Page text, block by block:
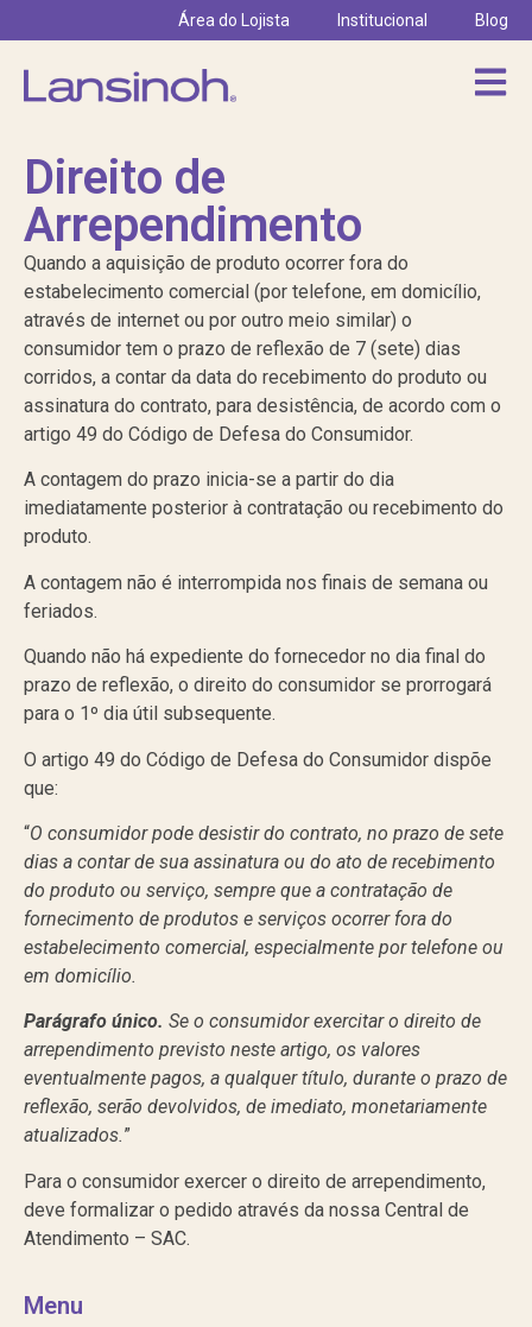
Área do Lojista Institucional Blog
Menu
Direito de
Arrependimento
Quando a aquisição de produto ocorrer fora do
estabelecimento comercial (por telefone, em domicílio,
através de internet ou por outro meio similar) o
consumidor tem o prazo de reflexão de 7 (sete) dias
corridos, a contar da data do recebimento do produto ou
assinatura do contrato, para desistência, de acordo com o
artigo 49 do Código de Defesa do Consumidor.
A contagem do prazo inicia-se a partir do dia
imediatamente posterior à contratação ou recebimento do
produto.
A contagem não é interrompida nos finais de semana ou
feriados.
Quando não há expediente do fornecedor no dia final do
prazo de reflexão, o direito do consumidor se prorrogará
para o 1º dia útil subsequente.
O artigo 49 do Código de Defesa do Consumidor dispõe
que:
“O consumidor pode desistir do contrato, no prazo de sete
dias a contar de sua assinatura ou do ato de recebimento
do produto ou serviço, sempre que a contratação de
fornecimento de produtos e serviços ocorrer fora do
estabelecimento comercial, especialmente por telefone ou
em domicílio.
Parágrafo único. Se o consumidor exercitar o direito de
arrependimento previsto neste artigo, os valores
eventualmente pagos, a qualquer título, durante o prazo de
reflexão, serão devolvidos, de imediato, monetariamente
atualizados.”
Para o consumidor exercer o direito de arrependimento,
deve formalizar o pedido através da nossa Central de
Atendimento – SAC.